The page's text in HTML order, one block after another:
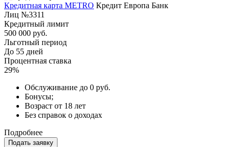
Кредитная карта METRO Кредит Европа Банк
Лиц №3311
Кредитный лимит
500 000 руб.
Льготный период
До 55 дней
Процентная ставка
29%
Обслуживание до 0 руб.
Бонусы;
Возраст от 18 лет
Без справок о доходах
Подробнее
Подать заявку